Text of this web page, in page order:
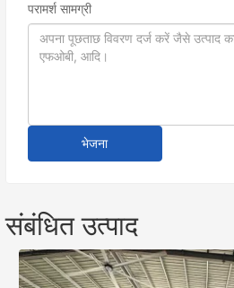
परामर्श सामग्री
भेजना
संबंधित उत्पाद